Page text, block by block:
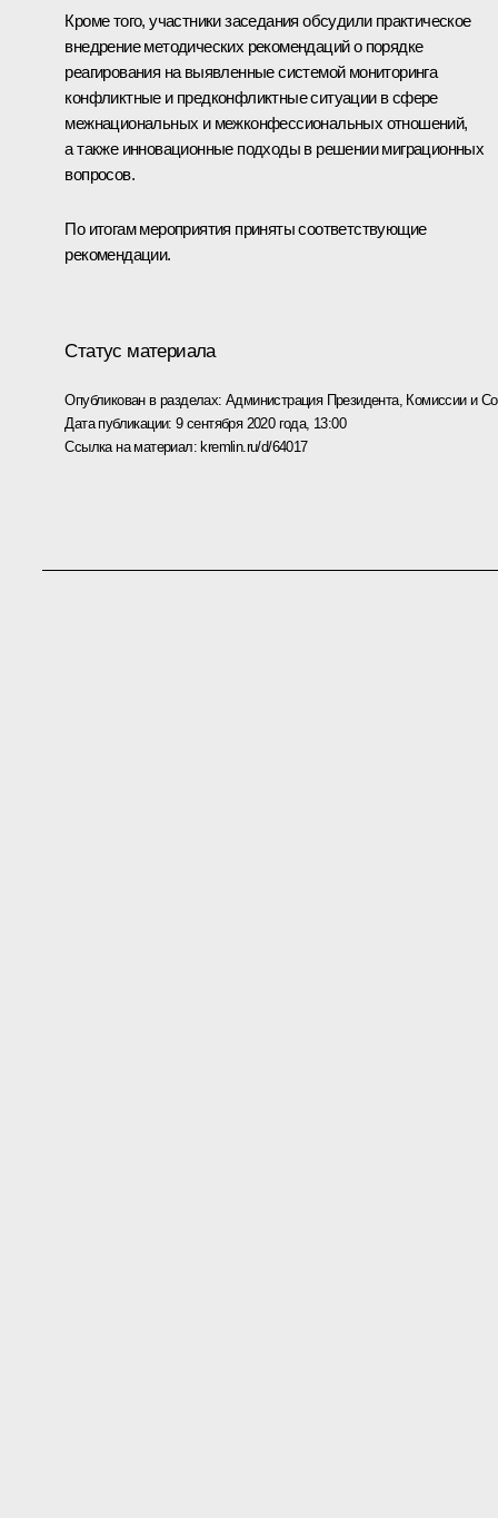
Кроме того, участники заседания обсудили практическое
внедрение методических рекомендаций о порядке
реагирования на выявленные системой мониторинга
конфликтные и предконфликтные ситуации в сфере
межнациональных и межконфессиональных отношений,
а также инновационные подходы в решении миграционных
вопросов.
По итогам мероприятия приняты соответствующие
рекомендации.
Статус материала
Опубликован в разделах: Администрация Президента, Комиссии и
Дата публикации:9 сентября 2020 года, 13:00
Ссылка на материал: kremlin.ru/d/64017